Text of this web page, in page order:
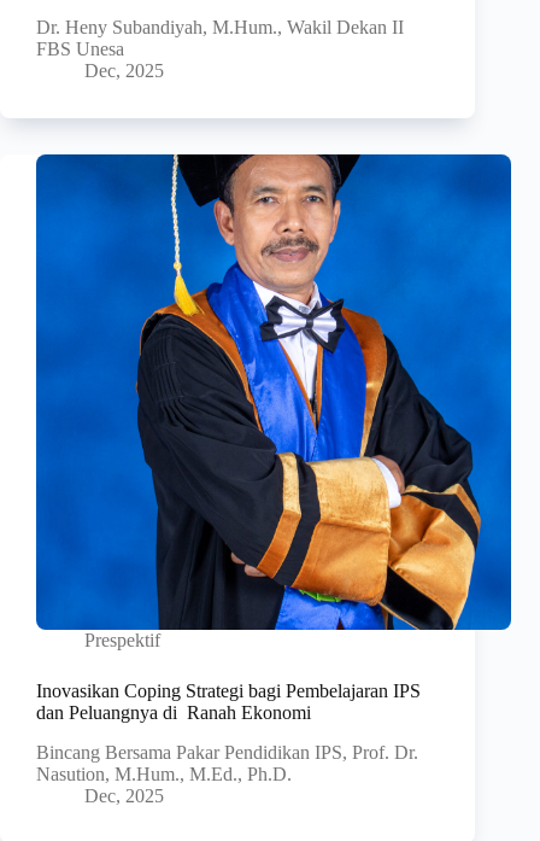
Dr. Heny Subandiyah, M.Hum., Wakil Dekan II
FBS Unesa
Dec, 2025
Prespektif
Inovasikan Coping Strategi bagi Pembelajaran IPS
dan Peluangnya di Ranah Ekonomi
Bincang Bersama Pakar Pendidikan IPS, Prof. Dr.
Nasution, M.Hum., M.Ed., Ph.D.
Dec, 2025